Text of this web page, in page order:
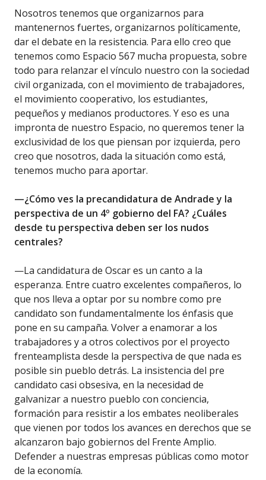
Nosotros tenemos que organizarnos para
mantenernos fuertes, organizarnos políticamente,
dar el debate en la resistencia. Para ello creo que
tenemos como Espacio 567 mucha propuesta, sobre
todo para relanzar el vínculo nuestro con la sociedad
civil organizada, con el movimiento de trabajadores,
el movimiento cooperativo, los estudiantes,
pequeños y medianos productores. Y eso es una
impronta de nuestro Espacio, no queremos tener la
exclusividad de los que piensan por izquierda, pero
creo que nosotros, dada la situación como está,
tenemos mucho para aportar.
—¿Cómo ves la precandidatura de Andrade y la
perspectiva de un 4º gobierno del FA? ¿Cuáles
desde tu perspectiva deben ser los nudos
centrales?
—La candidatura de Oscar es un canto a la
esperanza. Entre cuatro excelentes compañeros, lo
que nos lleva a optar por su nombre como pre
candidato son fundamentalmente los énfasis que
pone en su campaña. Volver a enamorar a los
trabajadores y a otros colectivos por el proyecto
frenteamplista desde la perspectiva de que nada es
posible sin pueblo detrás. La insistencia del pre
candidato casi obsesiva, en la necesidad de
galvanizar a nuestro pueblo con conciencia,
formación para resistir a los embates neoliberales
que vienen por todos los avances en derechos que se
alcanzaron bajo gobiernos del Frente Amplio.
Defender a nuestras empresas públicas como motor
de la economía.